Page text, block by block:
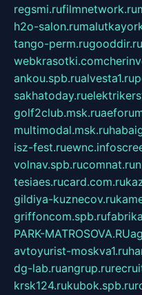
regsmi.rufilmnetwork.ru
h2o-salon.ru
tango-perm.rugooddir.ru
webkrasotki.com
ankou.spb.rualvesta1.ru
sakhatoday.ru
golf2club.msk.ru
multimodal.msk.ru
isz-fest.ruewnc.info
volnav.spb.rucomnat.ru
tesiaes.rucard.com.ru
gildiya-kuznecov.ru
griffoncom.spb.ru
PARK-MATROSOVA.RU
avtoyurist-moskva1.ru
dg-lab.ruangrup.ru
krsk124.rukubok.spb.ru